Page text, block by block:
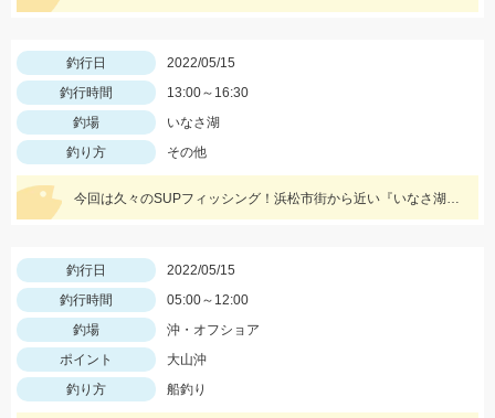
釣行日
2022/05/15
釣行時間
13:00～16:30
釣場
いなさ湖
釣り方
その他
今回は久々のSUPフィッシング！浜松市街から近い『いなさ湖』に行ってきました！！
釣行日
2022/05/15
釣行時間
05:00～12:00
釣場
沖・オフショア
ポイント
大山沖
釣り方
船釣り